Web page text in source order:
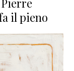
il pieno